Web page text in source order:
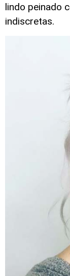
lindo peinado
indiscretas.